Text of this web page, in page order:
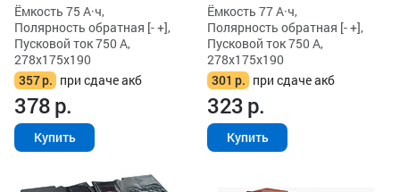
Ёмкость 75 А·ч,
Полярность обратная [- +],
Пусковой ток 750 А,
278x175x190
357р. при сдаче акб
378р.
Купить
Ёмкость 77 А·ч,
Полярность обратная [- +],
Пусковой ток 750 А,
278x175x190
301 р. при сдаче акб
323р.
Купить